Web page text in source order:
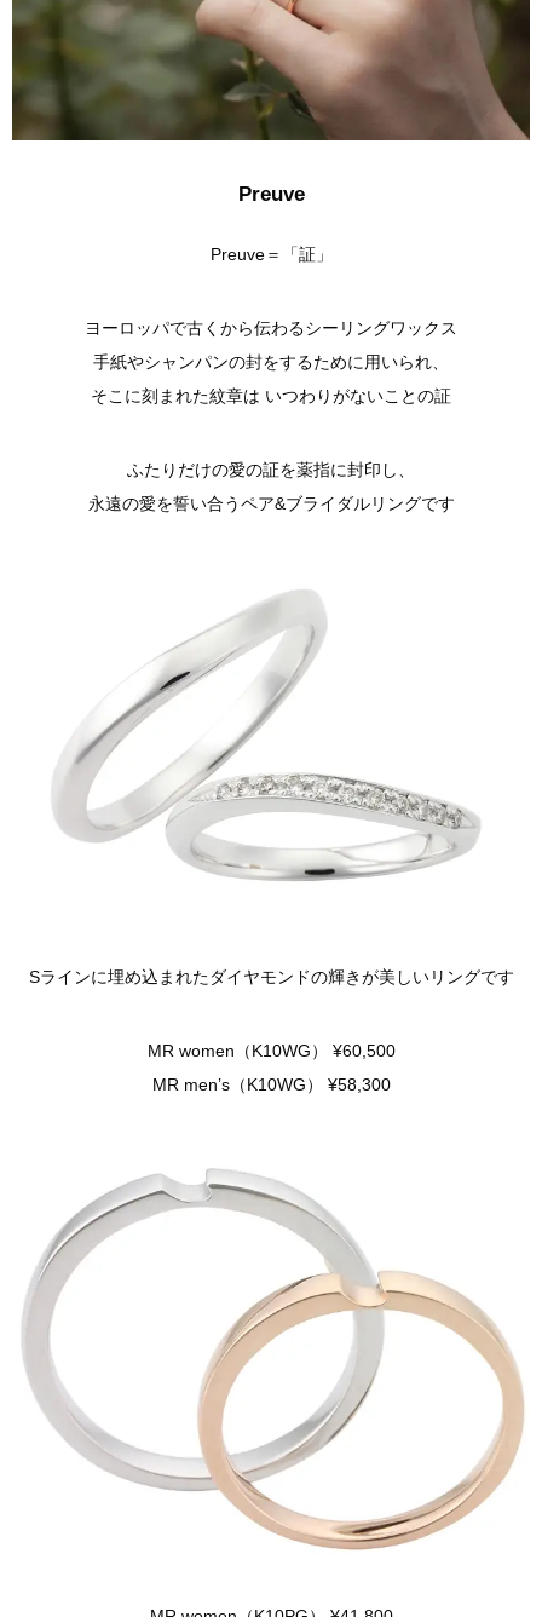
Preuve
Preuve＝「証」
ヨーロッパで古くから伝わるシーリングワックス
手紙やシャンパンの封をするために用いられ、
そこに刻まれた紋章は いつわりがないことの証
ふたりだけの愛の証を薬指に封印し、
永遠の愛を誓い合うペア&ブライダルリングです
Sラインに埋め込まれたダイヤモンドの輝きが美しいリングです
MR women（K10WG） ¥60,500
MR men’s（K10WG） ¥58,300